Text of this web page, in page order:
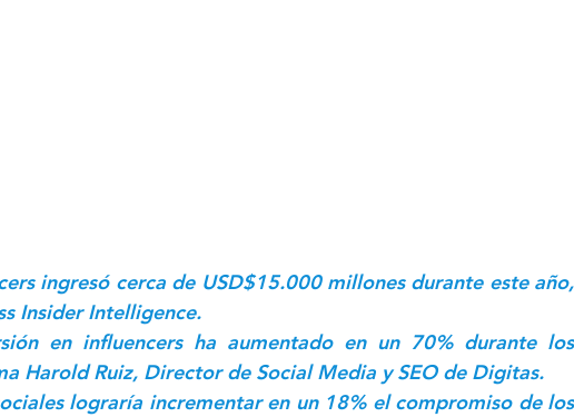
ingresó cerca de USD$15.000 millones durante este año,
Insider Intelligence.
en influencers ha aumentado en un 70% durante los
Harold Ruiz, Director de Social Media y SEO de Digitas.
lograría incrementar en un 18% el compromiso de los